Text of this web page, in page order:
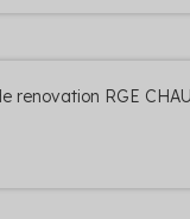
renovation RGE